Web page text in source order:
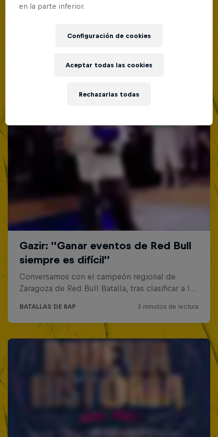
Lima, Peru
en la parte inferior.
Configuración de cookies
Rechazarlas todas
Aceptar todas las cookies